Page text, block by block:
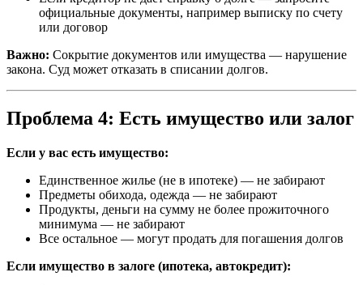
официальные документы, например выписку по счету
или договор
Важно: Сокрытие документов или имущества — нарушение
закона. Суд может отказать в списании долгов.
Проблема 4: Есть имущество или залог
Если у вас есть имущество:
Единственное жилье (не в ипотеке) — не забирают
Предметы обихода, одежда — не забирают
Продукты, деньги на сумму не более прожиточного
минимума — не забирают
Все остальное — могут продать для погашения долгов
Если имущество в залоге (ипотека, автокредит):